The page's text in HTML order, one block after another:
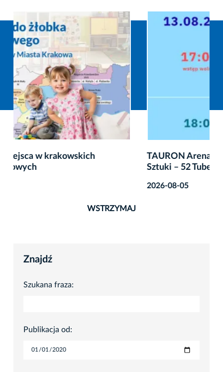
TAURON Arena Kraków otwiera Bawialnię
Sztuki – 52 Tubes Gallery
WSTRZYMAJ
Znajdź
Szukana fraza:
Publikacja od: